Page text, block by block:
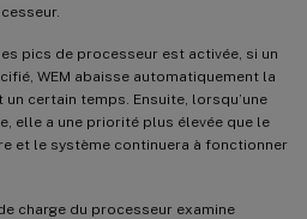
pics de processeur est activée, si un
WEM abaisse automatiquement la
certain temps. Ensuite, lorsqu’une
elle a une priorité plus élevée que le
et le système continuera à fonctionner
charge du processeur examine